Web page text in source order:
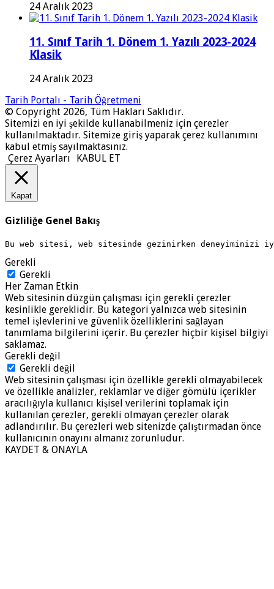
24 Aralık 2023
11. Sınıf Tarih 1. Dönem 1. Yazılı 2023-2024
Klasik
24 Aralık 2023
Tarih Portalı - Tarih Öğretmeni
© Copyright 2026, Tüm Hakları Saklıdır.
Sitemizi en iyi şekilde kullanabilmeniz için çerezler
kullanılmaktadır. Sitemize giriş yaparak çerez kullanımını
kabul etmiş sayılmaktasınız.
Çerez Ayarları
KABUL ET
Kapat
Gizliliğe Genel Bakış
Bu web sitesi, web sitesinde gezinirken deneyiminizi
Gerekli
Gerekli
Her Zaman Etkin
Web sitesinin düzgün çalışması için gerekli çerezler
kesinlikle gereklidir. Bu kategori yalnızca web sitesinin
temel işlevlerini ve güvenlik özelliklerini sağlayan
tanımlama bilgilerini içerir. Bu çerezler hiçbir kişisel bilgiyi
saklamaz.
Gerekli değil
Gerekli değil
Web sitesinin çalışması için özellikle gerekli olmayabilecek
ve özellikle analizler, reklamlar ve diğer gömülü içerikler
aracılığıyla kullanıcı kişisel verilerini toplamak için
kullanılan çerezler, gerekli olmayan çerezler olarak
adlandırılır. Bu çerezleri web sitenizde çalıştırmadan önce
kullanıcının onayını almanız zorunludur.
KAYDET & ONAYLA